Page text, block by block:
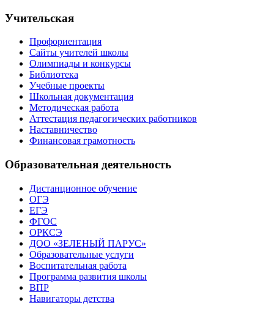
Учительская
Профориентация
Сайты учителей школы
Олимпиады и конкурсы
Библиотека
Учебные проекты
Школьная документация
Методическая работа
Аттестация педагогических работников
Наставничество
Финансовая грамотность
Образовательная деятельность
Дистанционное обучение
ОГЭ
ЕГЭ
ФГОС
ОРКСЭ
ДОО «ЗЕЛЕНЫЙ ПАРУС»
Образовательные услуги
Воспитательная работа
Программа развития школы
ВПР
Навигаторы детства